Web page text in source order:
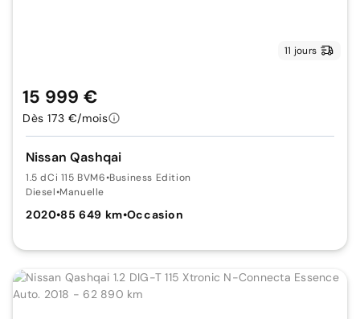
11 jours
Nissan Qashqai
1.5 dCi 115 BVM6•Business Edition
Diesel•Manuelle
2020•85 649 km•Occasion
15 999 €
Dès 173 €/mois